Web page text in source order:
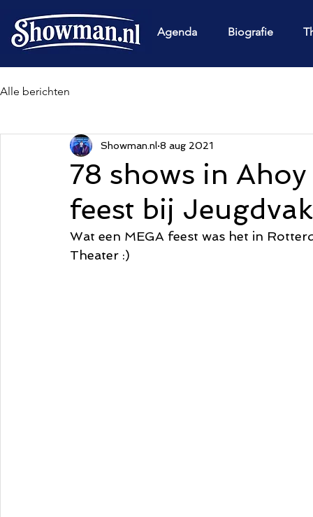
Alle berichten
78 shows in
feest bij
Showman.nl 8 aug 2021
Wat een MEGA feest was het in
Theater :)
Agenda Biografie